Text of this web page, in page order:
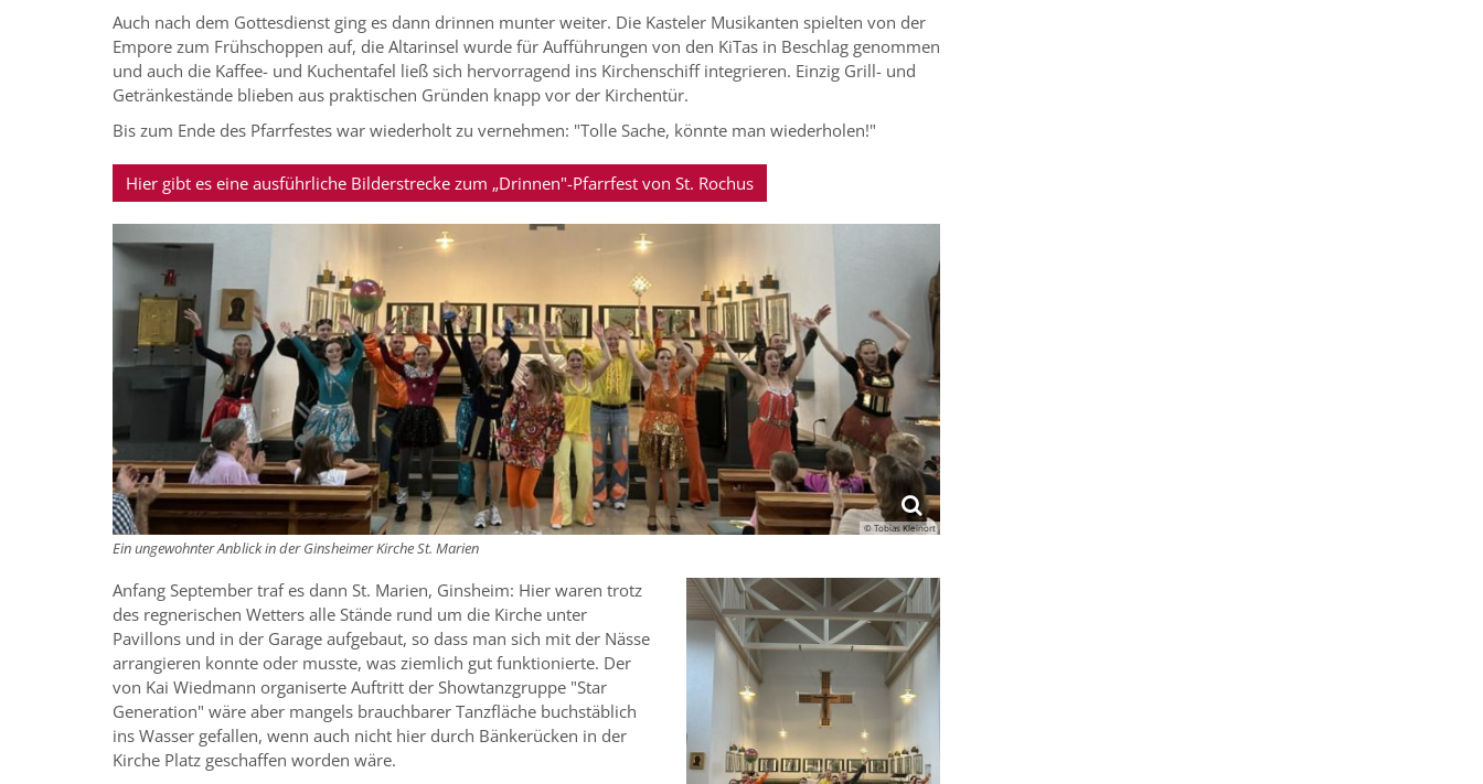
Auch nach dem Gottesdienst ging es dann drinnen munter weiter. Die Kasteler Musikanten spielten von der
Empore zum Frühschoppen auf, die Altarinsel wurde für Aufführungen von den KiTas in Beschlag genommen
und auch die Kaffee- und Kuchentafel ließ sich hervorragend ins Kirchenschiff integrieren. Einzig Grill- und
Getränkestände blieben aus praktischen Gründen knapp vor der Kirchentür.
Bis zum Ende des Pfarrfestes war wiederholt zu vernehmen: "Tolle Sache, könnte man wiederholen!"
Hier gibt es eine ausführliche Bilderstrecke zum „Drinnen"-Pfarrfest von St. Rochus
© Tobias Kleinort
Ein ungewohnter Anblick in der Ginsheimer Kirche St. Marien
Anfang September traf es dann St. Marien, Ginsheim: Hier waren trotz
des regnerischen Wetters alle Stände rund um die Kirche unter
Pavillons und in der Garage aufgebaut, so dass man sich mit der Nässe
arrangieren konnte oder musste, was ziemlich gut funktionierte. Der
von Kai Wiedmann organiserte Auftritt der Showtanzgruppe "Star
Generation" wäre aber mangels brauchbarer Tanzfläche buchstäblich
ins Wasser gefallen, wenn auch nicht hier durch Bänkerücken in der
Kirche Platz geschaffen worden wäre.